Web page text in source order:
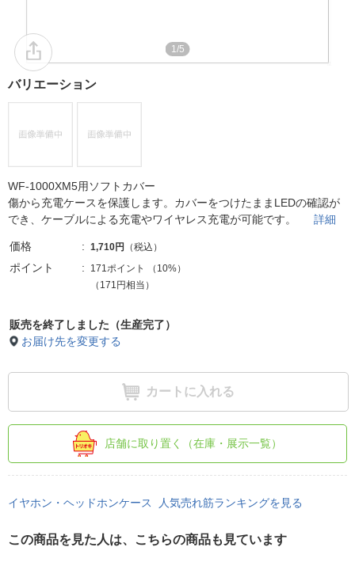
1/5
バリエーション
WF-1000XM5用ソフトカバー
傷から充電ケースを保護します。カバーをつけたままLEDの確認が
でき、ケーブルによる充電やワイヤレス充電が可能です。 詳細
価格 1,710円 （税込）
ポイント 171ポイント （ 10%）
（171円相当）
販売を終了しました（生産完了）
お届け先を変更する
カートに入れる
店舗に取り置く（在庫・展示一覧）
イヤホン・ヘッドホンケース 人気売れ筋ランキングを見る
この商品を見た人は、こちらの商品も見ています